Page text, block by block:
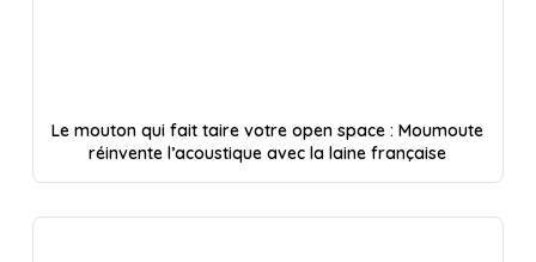
Le mouton qui fait taire votre open space : Moumoute
réinvente l’acoustique avec la laine française